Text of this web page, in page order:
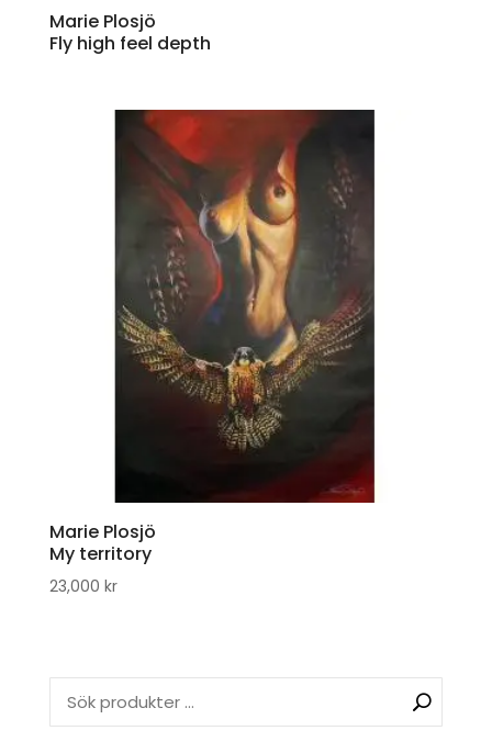
Marie Plosjö
Fly high feel depth
Marie Plosjö
My territory
23,000 kr